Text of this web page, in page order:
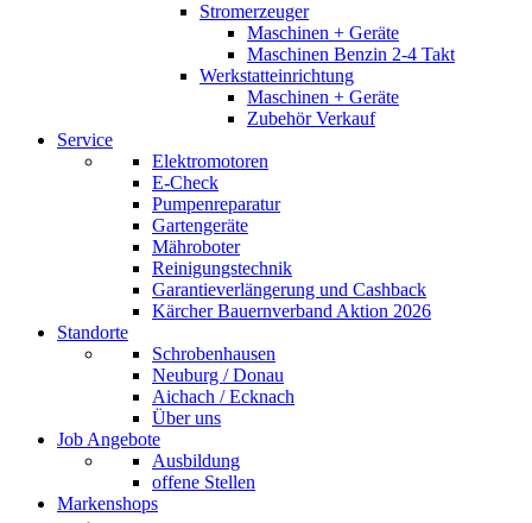
Stromerzeuger
Maschinen + Geräte
Maschinen Benzin 2-4 Takt
Werkstatteinrichtung
Maschinen + Geräte
Zubehör Verkauf
Service
Elektromotoren
E-Check
Pumpenreparatur
Gartengeräte
Mähroboter
Reinigungstechnik
Garantieverlängerung und Cashback
Kärcher Bauernverband Aktion 2026
Standorte
Schrobenhausen
Neuburg / Donau
Aichach / Ecknach
Über uns
Job Angebote
Ausbildung
offene Stellen
Markenshops